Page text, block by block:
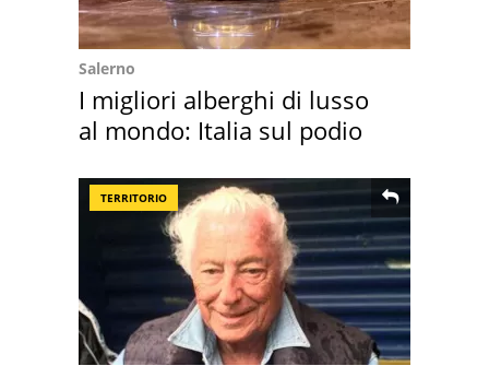
Salerno
I migliori alberghi di lusso
al mondo: Italia sul podio
TERRITORIO